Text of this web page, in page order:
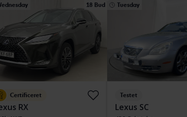
18 Bud
Certificeret
RX
Tuesday
Testet
Lexus SC